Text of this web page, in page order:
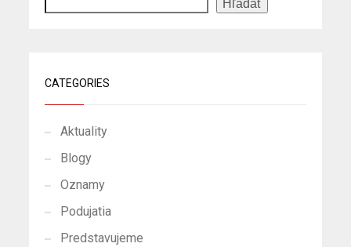
Hľadať
CATEGORIES
Aktuality
Blogy
Oznamy
Podujatia
Predstavujeme